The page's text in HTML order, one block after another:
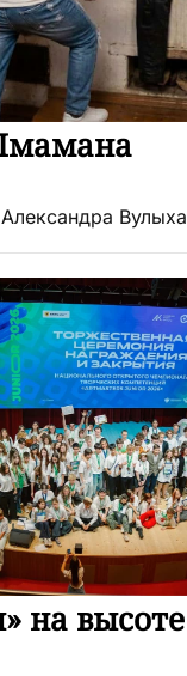
Вулыха
на высоте